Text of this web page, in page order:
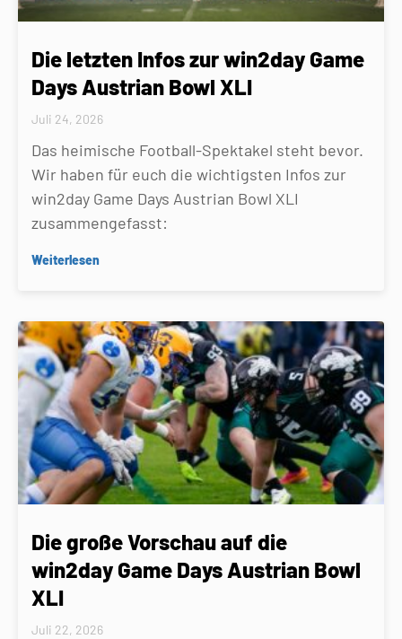
Die letzten Infos zur win2day Game
Days Austrian Bowl XLI
Juli 24, 2026
Das heimische Football-Spektakel steht bevor.
Wir haben für euch die wichtigsten Infos zur
win2day Game Days Austrian Bowl XLI
zusammengefasst:
Weiterlesen
Die große Vorschau auf die
win2day Game Days Austrian Bowl
XLI
Juli 22, 2026